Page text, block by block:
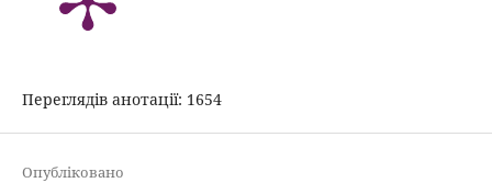
Переглядів анотації: 1654
Опубліковано